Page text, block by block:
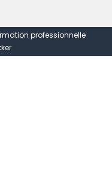
professionnelle